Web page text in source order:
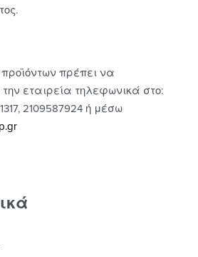
πρέπει να
την εταιρεία τηλεφωνικά στο:
2109587924 ή μέσω
r